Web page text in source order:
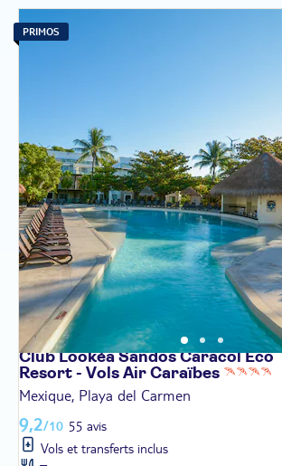
PRIMOS
Club Lookéa Sandos Caracol Eco
Resort - Vols Air Caraïbes
Mexique, Playa del Carmen
9,2/10 55 avis
Vols et transferts inclus